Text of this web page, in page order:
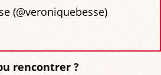
(@veroniquebesse)
rencontrer ?